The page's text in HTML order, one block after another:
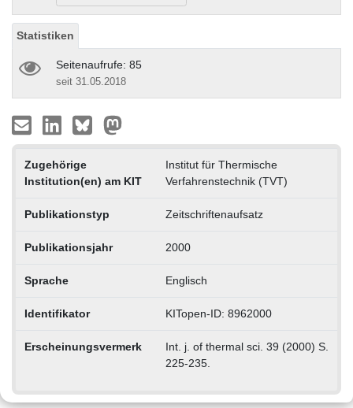
Statistiken
Seitenaufrufe: 85
seit 31.05.2018
Zugehörige
Institution(en) am KIT
Institut für Thermische
Verfahrenstechnik (TVT)
Publikationstyp Zeitschriftenaufsatz
Publikationsjahr 2000
Sprache Englisch
Identifikator KITopen-ID: 8962000
Erscheinungsvermerk
Int. j. of thermal sci. 39 (2000) S.
225-235.